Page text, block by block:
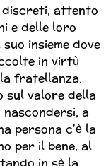
discreti, attento
e delle loro
insieme dove
in virtù
fratellanza.
sul valore della
a
persona c’è la
per il bene, al